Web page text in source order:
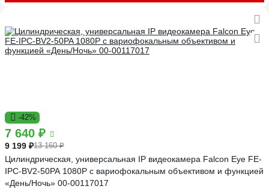
-42%
7 640 ₽
9 199 ₽13 160 ₽
Цилиндрическая, универсальная IP видеокамера Falcon Eye FE-
IPC-BV2-50PA 1080P с вариофокальным объективом и функцией
«День/Ночь» 00-00117017